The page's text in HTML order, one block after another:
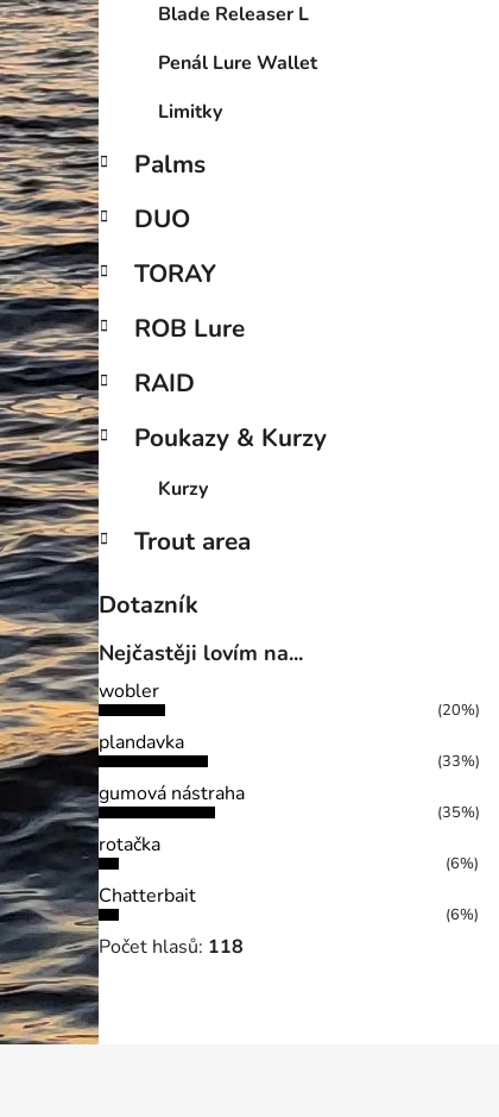
Blade Releaser L
Penál Lure Wallet
Limitky
Palms
DUO
TORAY
ROB Lure
RAID
Poukazy & Kurzy
Kurzy
Trout area
Dotazník
Nejčastěji lovím na...
wobler
(20%)
plandavka
(33%)
gumová nástraha
(35%)
rotačka
(6%)
Chatterbait
(6%)
Počet hlasů: 118